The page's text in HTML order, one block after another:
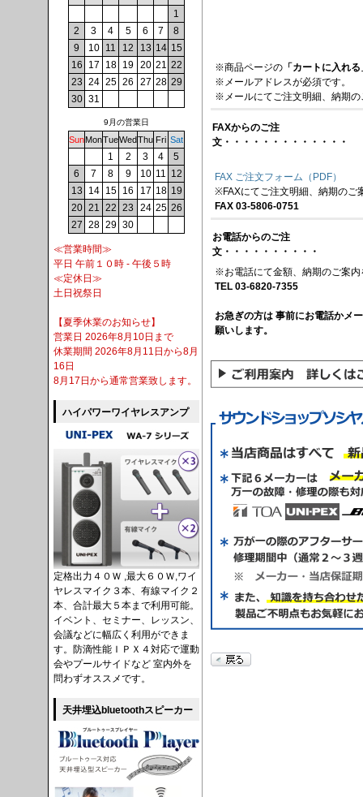
※商品ページの 「カートに入れる
※メールアドレスが必須です。
※メールにてご注文明細、納期
FAXからのご注
文・・・・・・・・・・・・・
FAX ご注文フォーム（PDF）
※FAXにてご注文明細、納期のご
FAX 03-5806-0751
お電話からのご注
文・・・・・・・・・・
※お電話にて金額、納期のご案内
TEL 03-6820-7355
お急ぎの方は 事前にお電話かメ
願いします。
1
2
3 4 5 6 7
8
9
10 11 12 13 14 15
16
17 18 19 20 21 22
23 24 25 26 27 28 29
30 31
9月の営業日
SunMonTueWedThu Fri Sat
1 2 3 4
5
6
7 8 9 10 11 12
13
14 15 16 17 18 19
20 21 22 23 24 25 26
27 28 29 30
≪営業時間≫
平日 午前１０時 - 午後５時
≪定休日≫
土日祝祭日
【夏季休業のお知らせ】
営業日 2026年8月10日まで
休業期間 2026年8月11日から8月
16日
8月17日から通常営業致します。
ハイパワーワイヤレスアンプ
定格出力４０Ｗ ,最大６０Ｗ,ワイ
ヤレスマイク３本、有線マイク２
本、合計最大５本まで利用可能。
イベント、セミナー、レッスン、
会議などに幅広く利用ができま
す。防滴性能ＩＰＸ４対応で運動
会やプールサイドなど 室内外を
問わずオススメです。
天井埋込bluetoothスピーカー